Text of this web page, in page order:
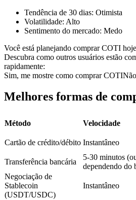
Futuros de USDC
Futuros usando USDC como
Copiar Trading
Junte-se aos principais traders
Tendência de 30 dias: Otimista
Volatilidade: Alto
Sentimento do mercado: Medo
Você está planejando comprar COTI
Descubra como outros usuários estão
rapidamente:
Sim, me mostre como comprar COTI
Melhores formas de
Método Velocidade
Cartão de crédito/débito Instantâneo
Transferência bancária
5-30 minutos
dependendo do
Negociação de
Stablecoin
(USDT/USDC)
Instantâneo